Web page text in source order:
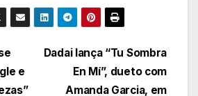
Dadai lança “Tu Sombra
En Mí”, dueto com
Amanda Garcia, em
e